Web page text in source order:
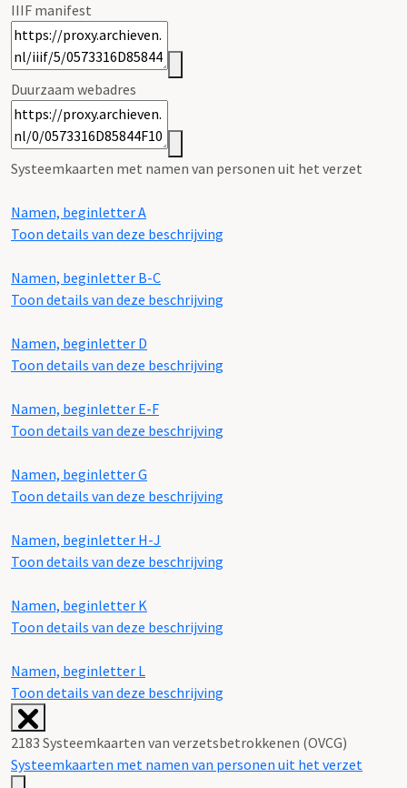
IIIF manifest
Duurzaam webadres
Systeemkaarten met namen van personen uit het verzet
Namen, beginletter A
Toon details van deze beschrijving
Namen, beginletter B-C
Toon details van deze beschrijving
Namen, beginletter D
Toon details van deze beschrijving
Namen, beginletter E-F
Toon details van deze beschrijving
Namen, beginletter G
Toon details van deze beschrijving
Namen, beginletter H-J
Toon details van deze beschrijving
Namen, beginletter K
Toon details van deze beschrijving
Namen, beginletter L
Toon details van deze beschrijving
2183 Systeemkaarten van verzetsbetrokkenen (OVCG)
Systeemkaarten met namen van personen uit het verzet